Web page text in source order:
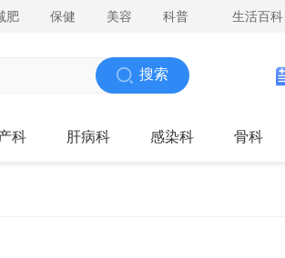
肥 保健 美容 科普 生活百科
搜索
科 肝病科 感染科 骨科